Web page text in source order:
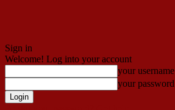
Sign in
Welcome! Log into your account
your username
your password